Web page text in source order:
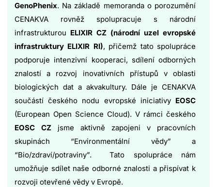
GenoPhenix. Na základě memoranda o porozumění
CENAKVA rovněž spolupracuje s národní
infrastrukturou ELIXIR CZ (národní uzel evropské
infrastruktury ELIXIR RI), přičemž tato spolupráce
podporuje intenzivní kooperaci, sdílení odborných
znalostí a rozvoj inovativních přístupů v oblasti
biologických dat a akvakultury. Dále je CENAKVA
součástí českého nodu evropské iniciativyEOSC
(European Open Science Cloud). V rámci českého
EOSC CZ jsme aktivně zapojeni v pracovních
skupinách “Environmentální vědy” a
“Bio/zdraví/potraviny”. Tato spolupráce nám
umožňuje sdílet naše odborné znalosti a přispívat k
rozvoji otevřené vědy v Evropě.